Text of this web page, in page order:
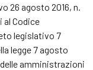
26 agosto 2016, n.
al Codice
legislativo 7
legge 7 agosto
amministrazioni